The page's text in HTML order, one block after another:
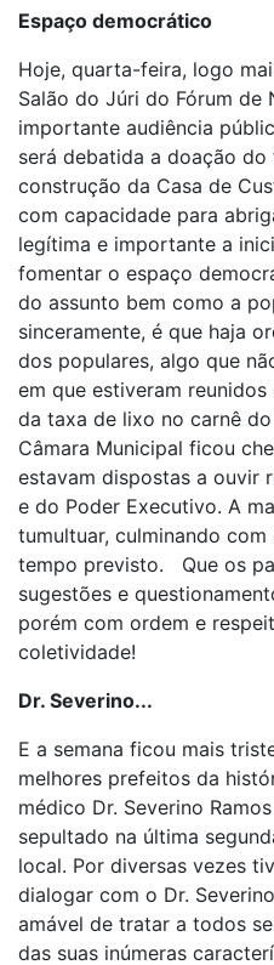
Espaço democrático
Hoje, quarta-feira, logo
Salão do Júri do Fórum de
importante audiência
será debatida a doação
construção da Casa de
com capacidade para
legítima e importante a
fomentar o espaço
do assunto bem como a
sinceramente, é que haja
dos populares, algo que
em que estiveram
da taxa de lixo no carnê
Câmara Municipal ficou
estavam dispostas a ouvir
e do Poder Executivo. A
tumultuar, culminando
tempo previsto. Que os
sugestões e
porém com ordem e
coletividade!
Dr. Severino...
E a semana ficou mais
melhores prefeitos da
médico Dr. Severino
sepultado na última
local. Por diversas vezes
dialogar com o Dr.
amável de tratar a todos
das suas inúmeras